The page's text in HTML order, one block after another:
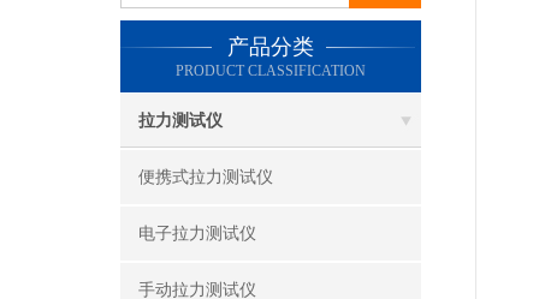
产品分类
PRODUCT CLASSIFICATION
拉力测试仪
便携式拉力测试仪
电子拉力测试仪
手动拉力测试仪